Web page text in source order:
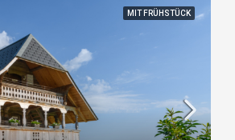
MIT FRÜHSTÜCK